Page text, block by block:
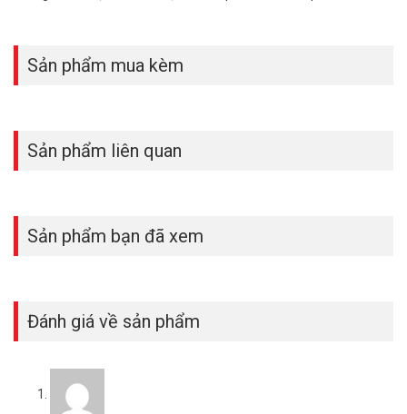
Sản phẩm mua kèm
Sản phẩm liên quan
Sản phẩm bạn đã xem
Đánh giá về sản phẩm